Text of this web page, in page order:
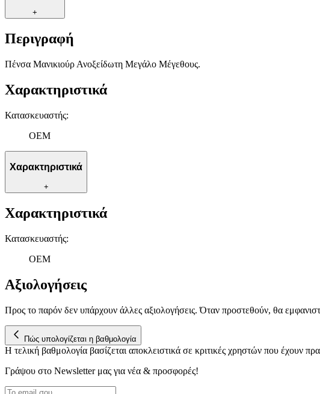
+
Περιγραφή
Πένσα Μανικιούρ Ανοξείδωτη Μεγάλο Μέγεθους.
Χαρακτηριστικά
Κατασκευαστής:
OEM
Χαρακτηριστικά
+
Χαρακτηριστικά
Κατασκευαστής:
OEM
Αξιολογήσεις
Προς το παρόν δεν υπάρχουν άλλες αξιολογήσεις. Όταν προστεθούν, θα
Πώς υπολογίζεται η βαθμολογία
Η τελική βαθμολογία βασίζεται αποκλειστικά σε κριτικές χρηστών που έχουν
Γράψου στο Νewsletter μας για νέα & προσφορές!